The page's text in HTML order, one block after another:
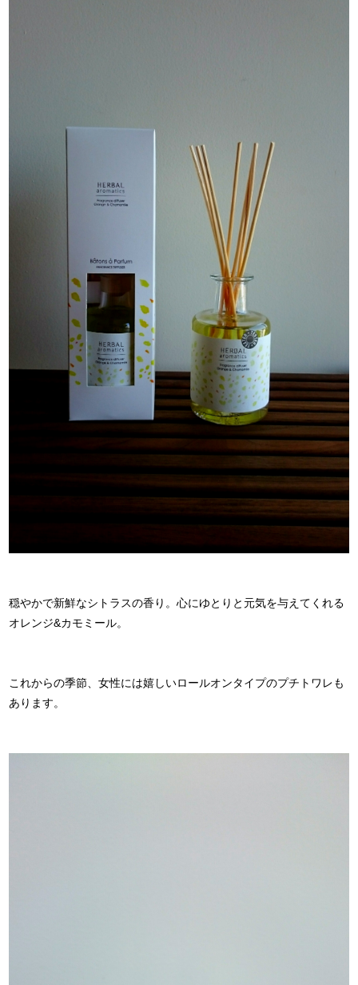
穏やかで新鮮なシトラスの香り。心にゆとりと元気を与えてくれる
オレンジ&カモミール。
これからの季節、女性には嬉しいロールオンタイプのプチトワレも
あります。